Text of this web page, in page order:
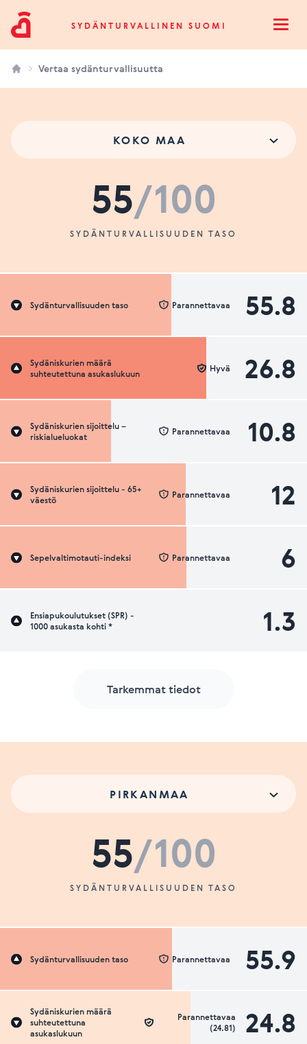
Sydänturvallinen SuomiSYDÄNTURVALLINEN SUOMI
Vertaa sydänturvallisuutta
KOKO MAA
55/100
SYDÄNTURVALLISUUDEN TASO
Sydänturvallisuuden taso 55.8
Parannettavaa
Sydäniskurien määrä
suhteutettuna asukaslukuun
26.8
Hyvä
Sydäniskurien sijoittelu –
riskialueluokat
10.8
Parannettavaa
Sydäniskurien sijoittelu - 65+
väestö
12
Parannettavaa
Sepelvaltimotauti-indeksi 6
Parannettavaa
Ensiapukoulutukset (SPR) -
1000 asukasta kohti *
1.3
Tarkemmat tiedot
PIRKANMAA
55/100
SYDÄNTURVALLISUUDEN TASO
Sydänturvallisuuden taso 55.9
Parannettavaa
Sydäniskurien määrä
suhteutettuna
asukaslukuun
24.8
Parannettavaa
(24.81)